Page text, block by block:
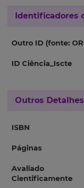
Identificadores
Outro ID (fonte:
ID Ciência_Iscte
Outros
ISBN
Páginas
Avaliado
Cientificamente